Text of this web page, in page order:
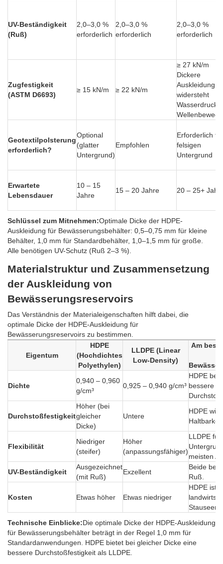
UV-Beständigkeit
(Ruß)
2,0–3,0 %
erforderlich
2,0–3,0 %
erforderlich
2,0–3,0 %
erforderlich
Zugfestigkeit
(ASTM D6693)
≥ 15 kN/m ≥ 22 kN/m
≥ 27 kN/m
Dickere
Auskleidung
widersteht
Wasserdruck
Geotextilpolsterung
erforderlich?
Optional
(glatter
Untergrund)
Empfohlen
Erforderlich für
felsigen
Untergrund
Erwartete
Lebensdauer
10 – 15
Jahre
15 – 20 Jahre 20 – 25+
Schlüssel zum Mitnehmen:Optimale Dicke der HDPE-
Auskleidung für Bewässerungsbehälter: 0,5–0,75 mm für kleine
Behälter, 1,0 mm für Standardbehälter, 1,0–1,5 mm für große.
Alle benötigen UV-Schutz (Ruß 2–3 %).
Materialstruktur und Zusammensetzung
der Auskleidung von
Bewässerungsreservoirs
Das Verständnis der Materialeigenschaften hilft dabei, die
optimale Dicke der HDPE-Auskleidung für
Bewässerungsreservoirs zu bestimmen.
Eigentum
HDPE
(Hochdichtes
Polyethylen)
LLDPE (Linear
Low-Density)
Am
Dichte
0,940 – 0,960
g/cm³
0,925 – 0,940 g/cm³
HDPE
bessere
Durchstoßfestigkeit
Höher (bei
gleicher
Dicke)
Untere
HDPE
Flexibilität
Niedriger
(steifer)
Höher
(anpassungsfähiger)
LLDPE
meisten
UV-Beständigkeit
Ausgezeichnet
(mit Ruß)
Exzellent
Beide
Ruß.
Kosten Etwas höher Etwas niedriger
HDPE ist
Stauseen.
Technische Einblicke:Die optimale Dicke der HDPE-Auskleidung
für Bewässerungsbehälter beträgt in der Regel 1,0 mm für
Standardanwendungen. HDPE bietet bei gleicher Dicke eine
bessere Durchstoßfestigkeit als LLDPE.